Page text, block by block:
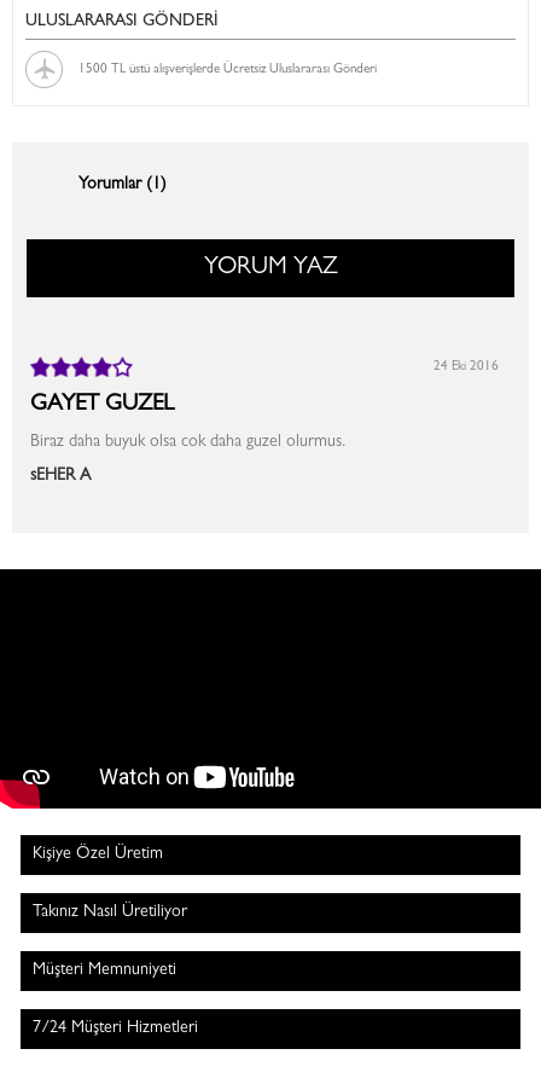
ULUSLARARASI GÖNDERİ
1500 TL üstü alışverişlerde Ücretsiz Uluslararası Gönderi
Yorumlar (1)
YORUM YAZ
GAYET GUZEL
Biraz daha buyuk olsa cok daha guzel olurmus.
sEHER A
24 Eki 2016
Kişiye Özel Üretim
Takınız Nasıl Üretiliyor
Müşteri Memnuniyeti
7/24 Müşteri Hizmetleri